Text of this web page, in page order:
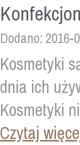
Dodano: 2016-
Kosmetyki
dnia ich
Kosmetyki
Czytaj